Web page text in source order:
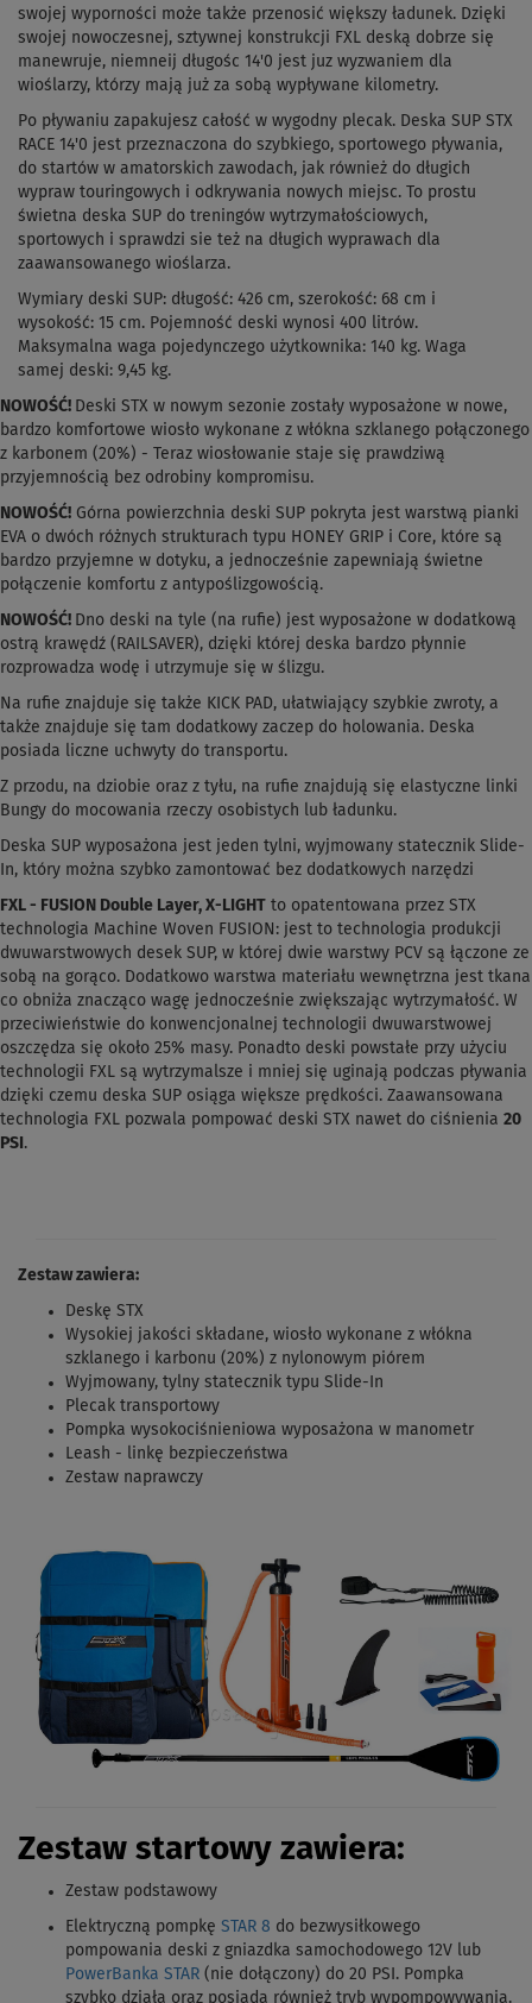
swojej wyporności może także przenosić większy ładunek. Dzięki
swojej nowoczesnej, sztywnej konstrukcji FXL deską dobrze się
manewruje, niemneij długośc 14'0 jest juz wyzwaniem dla
wioślarzy, którzy mają już za sobą wypływane kilometry.
Po pływaniu zapakujesz całość w wygodny plecak. Deska SUP STX
RACE 14'0 jest przeznaczona do szybkiego, sportowego pływania,
do startów w amatorskich zawodach, jak również do długich
wypraw touringowych i odkrywania nowych miejsc. To prostu
świetna deska SUP do treningów wytrzymałościowych,
sportowych i sprawdzi sie też na długich wyprawach dla
zaawansowanego wioślarza.
Wymiary deski SUP: długość: 426 cm, szerokość: 68 cm i
wysokość: 15 cm. Pojemność deski wynosi 400 litrów.
Maksymalna waga pojedynczego użytkownika: 140 kg. Waga
samej deski: 9,45 kg.
NOWOŚĆ! Deski STX w nowym sezonie zostały wyposażone w nowe,
bardzo komfortowe wiosło wykonane z włókna szklanego połączonego
z karbonem (20%) - Teraz wiosłowanie staje się prawdziwą
przyjemnością bez odrobiny kompromisu.
NOWOŚĆ! Górna powierzchnia deski SUP pokryta jest warstwą pianki
EVA o dwóch różnych strukturach typu HONEY GRIP i Core, które są
bardzo przyjemne w dotyku, a jednocześnie zapewniają świetne
połączenie komfortu z antypoślizgowością.
NOWOŚĆ! Dno deski na tyle (na rufie) jest wyposażone w dodatkową
ostrą krawędź (RAILSAVER), dzięki której deska bardzo płynnie
rozprowadza wodę i utrzymuje się w ślizgu.
Na rufie znajduje się także KICK PAD, ułatwiający szybkie zwroty, a
także znajduje się tam dodatkowy zaczep do holowania. Deska
posiada liczne uchwyty do transportu.
Z przodu, na dziobie oraz z tyłu, na rufie znajdują się elastyczne linki
Bungy do mocowania rzeczy osobistych lub ładunku.
Deska SUP wyposażona jest jeden tylni, wyjmowany statecznik Slide-
In, który można szybko zamontować bez dodatkowych narzędzi
FXL - FUSION Double Layer, X-LIGHT to opatentowana przez STX
technologia Machine Woven FUSION: jest to technologia produkcji
dwuwarstwowych desek SUP, w której dwie warstwy PCV są łączone ze
sobą na gorąco. Dodatkowo warstwa materiału wewnętrzna jest tkana
co obniża znacząco wagę jednocześnie zwiększając wytrzymałość. W
przeciwieństwie do konwencjonalnej technologii dwuwarstwowej
oszczędza się około 25% masy. Ponadto deski powstałe przy użyciu
technologii FXL są wytrzymalsze i mniej się uginają podczas pływania
dzięki czemu deska SUP osiąga większe prędkości. Zaawansowana
technologia FXL pozwala pompować deski STX nawet do ciśnienia 20
PSI .
Zestaw zawiera:
Deskę STX
Wysokiej jakości składane, wiosło wykonane z włókna
szklanego i karbonu (20%) z nylonowym piórem
Wyjmowany, tylny statecznik typu Slide-In
Plecak transportowy
Pompka wysokociśnieniowa wyposażona w manometr
Leash - linkę bezpieczeństwa
Zestaw naprawczy
Zestaw startowy zawiera:
Zestaw podstawowy
Elektryczną pompkę STAR 8 do bezwysiłkowego
pompowania deski z gniazdka samochodowego 12V lub
PowerBanka STAR (nie dołączony) do 20 PSI. Pompka
szybko działa oraz posiada również tryb wypompowywania.